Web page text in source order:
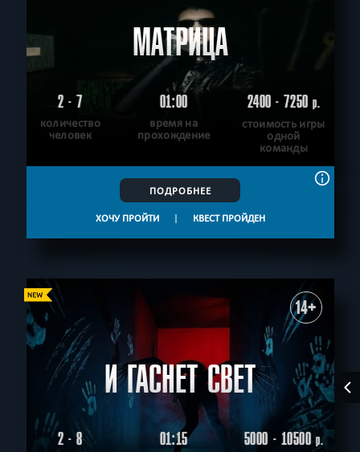
МАТРИЦА
2 - 7
количество
человек
01:00
время на
прохождение
2400 - 7250р.
стоимость игры
одной
команды
ПОДРОБНЕЕ
ХОЧУ ПРОЙТИ | КВЕСТ ПРОЙДЕН
14+
И ГАСНЕТ СВЕТ
2 - 8 01:15 5000 - 10500р.